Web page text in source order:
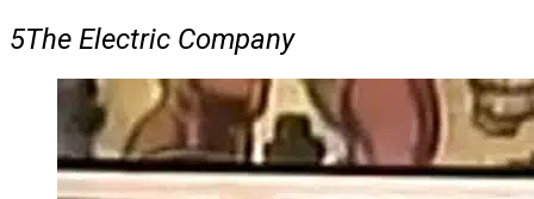
5The Electric Company